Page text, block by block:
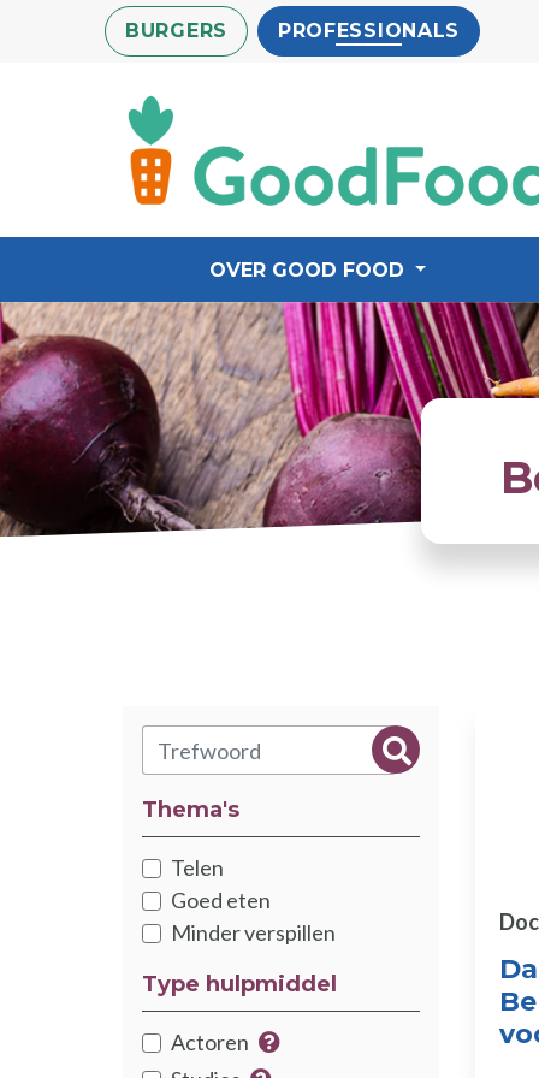
BURGERS PROFESSIONALS
OVER GOOD FOOD
Zoeken Zoeken
Thema's
Thématiques
Telen
Goed eten
Minder verspillen
Type hulpmiddel
typeActoren